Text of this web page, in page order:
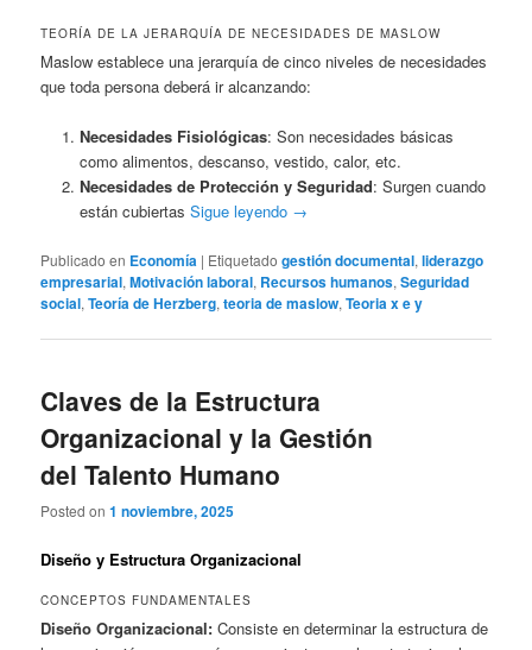
TEORÍA DE LA JERARQUÍA DE NECESIDADES DE MASLOW
Maslow establece una jerarquía de cinco niveles de necesidades
que toda persona deberá ir alcanzando:
Necesidades Fisiológicas: Son necesidades básicas
como alimentos, descanso, vestido, calor, etc.
Necesidades de Protección y Seguridad: Surgen cuando
están cubiertas Sigue leyendo →
Publicado en Economía | Etiquetado gestión documental,liderazgo
empresarial,Motivación laboral, Recursos humanos,Seguridad
social,Teoría de Herzberg,teoria de maslow,Teoria x e y
Claves de la Estructura
Organizacional y la Gestión
del Talento Humano
Posted on1 noviembre, 2025
Diseño y Estructura Organizacional
CONCEPTOS FUNDAMENTALES
Diseño Organizacional: Consiste en determinar la estructura de